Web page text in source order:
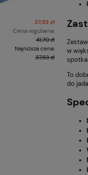
37,53 zł
Cena regularna:
41,70 zł
Najniższa cena:
37,53 zł
w
To
do